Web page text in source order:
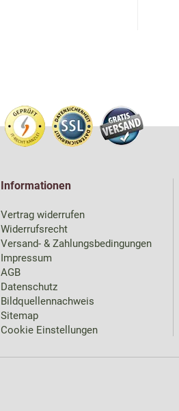
Informationen
Vertrag widerrufen
Widerrufsrecht
Versand- & Zahlungsbedingungen
Impressum
AGB
Datenschutz
Bildquellennachweis
Sitemap
Cookie Einstellungen